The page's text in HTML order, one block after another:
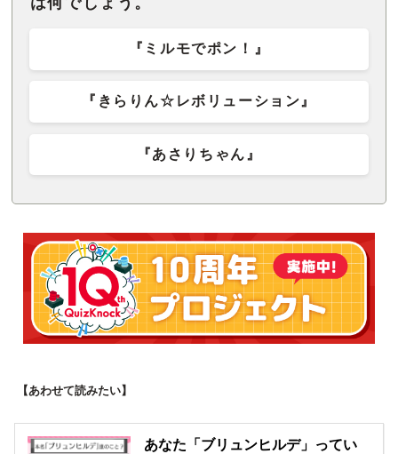
『ミルモでポン！』
『きらりん☆レボリューション』
『あさりちゃん』
【あわせて読みたい】
あなた「ブリュンヒルデ」ってい